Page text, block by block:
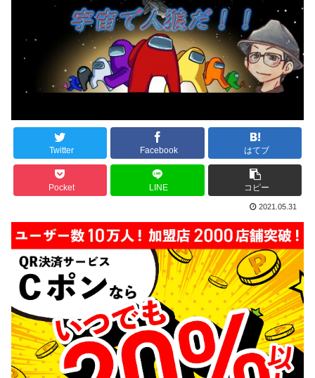
Twitter Facebook はてブ
Pocket LINE コピー
2021.05.31